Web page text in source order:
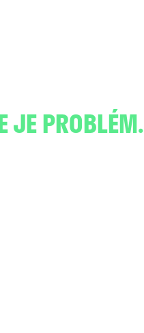
JE PROBLÉM.